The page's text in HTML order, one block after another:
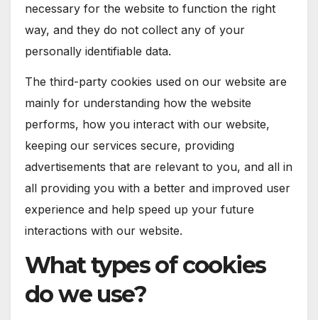
necessary for the website to function the right
way, and they do not collect any of your
personally identifiable data.
The third-party cookies used on our website are
mainly for understanding how the website
performs, how you interact with our website,
keeping our services secure, providing
advertisements that are relevant to you, and all in
all providing you with a better and improved user
experience and help speed up your future
interactions with our website.
What types of cookies
do we use?